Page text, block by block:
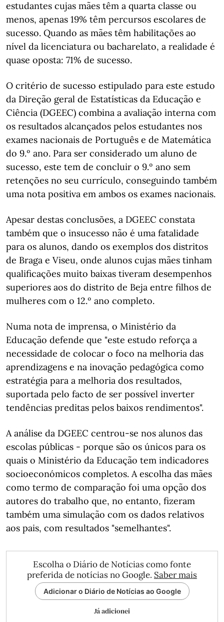
estudantes cujas mães têm a quarta classe ou
menos, apenas 19% têm percursos escolares de
sucesso. Quando as mães têm habilitações ao
nível da licenciatura ou bacharelato, a realidade é
quase oposta: 71% de sucesso.
O critério de sucesso estipulado para este estudo
da Direção geral de Estatísticas da Educação e
Ciência (DGEEC) combina a avaliação interna com
os resultados alcançados pelos estudantes nos
exames nacionais de Português e de Matemática
do 9.º ano. Para ser considerado um aluno de
sucesso, este tem de concluir o 9.º ano sem
retenções no seu currículo, conseguindo também
uma nota positiva em ambos os exames nacionais.
Apesar destas conclusões, a DGEEC constata
também que o insucesso não é uma fatalidade
para os alunos, dando os exemplos dos distritos
de Braga e Viseu, onde alunos cujas mães tinham
qualificações muito baixas tiveram desempenhos
superiores aos do distrito de Beja entre filhos de
mulheres com o 12.º ano completo.
Numa nota de imprensa, o Ministério da
Educação defende que "este estudo reforça a
necessidade de colocar o foco na melhoria das
aprendizagens e na inovação pedagógica como
estratégia para a melhoria dos resultados,
suportada pelo facto de ser possível inverter
tendências preditas pelos baixos rendimentos".
A análise da DGEEC centrou-se nos alunos das
escolas públicas - porque são os únicos para os
quais o Ministério da Educação tem indicadores
socioeconómicos completos. A escolha das mães
como termo de comparação foi uma opção dos
autores do trabalho que, no entanto, fizeram
também uma simulação com os dados relativos
aos pais, com resultados "semelhantes".
Escolha o Diário de Notícias como fonte
preferida de notícias no Google. Saber mais
Adicionar o Diário de Notícias ao Google
Já adicionei